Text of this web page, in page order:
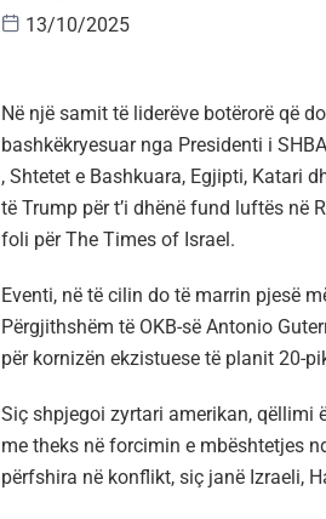
13/10/2025
Në një samit të liderëve botërorë që
bashkëkryesuar nga Presidenti i
, Shtetet e Bashkuara, Egjipti, Katari
të Trump për t’i dhënë fund luftës në
foli për The Times of Israel.
Eventi, në të cilin do të marrin pjesë
Përgjithshëm të OKB-së Antonio
për kornizën ekzistuese të planit 20-
Siç shpjegoi zyrtari amerikan, qëllimi
me theks në forcimin e mbështetjes
përfshira në konflikt, siç janë Izraeli,